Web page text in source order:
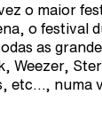
o maior
o festival
as
Weezer,
etc…, numa